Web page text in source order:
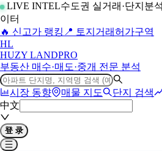
LIVE INTEL수도권 실거래·단지분
이터
🔥 신고가 랭킹 📍 토지거래허가구역
HL
HUZY LANDPRO
부동산 매수·매도·중개 전문 분석
시장 동향 매물 지도 단지 검색
中文
登 录